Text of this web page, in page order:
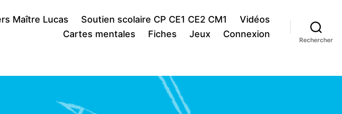
Maître Lucas Soutien scolaire CP CE1 CE2 CM1
Vidéos
Cartes mentales
Fiches Jeux Connexion
Rechercher